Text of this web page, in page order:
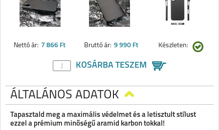
Nettó ár: 7 866 Ft Bruttó ár: 9 990 Ft Készleten:
KOSÁRBA TESZEM
ÁLTALÁNOS ADATOK
Tapasztald meg a maximális védelmet és a letisztult stílust
ezzel a prémium minőségű aramid karbon tokkal!